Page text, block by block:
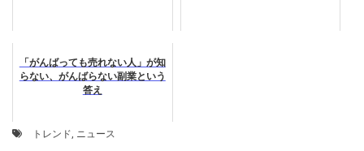
「がんばっても売れない人」が知
らない、がんばらない副業という
答え
トレンド, ニュース